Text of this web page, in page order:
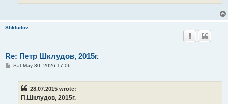
Shkludov
Re: Петр Шклудов, 2015г.
PSat May 30, 2026 17:06
28.07.2015 wrote:
П.Шклудов, 2015г.